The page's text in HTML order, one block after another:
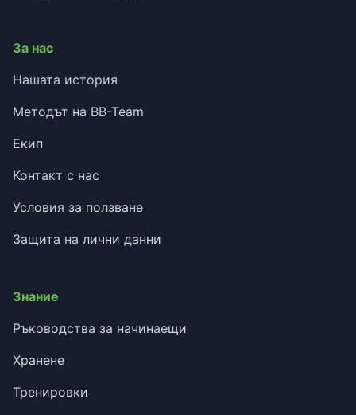
За нас
Нашата история
Методът на BB-Team
Екип
Контакт с нас
Условия за ползване
Защита на лични данни
Знание
Ръководства за начинаещи
Хранене
Тренировки